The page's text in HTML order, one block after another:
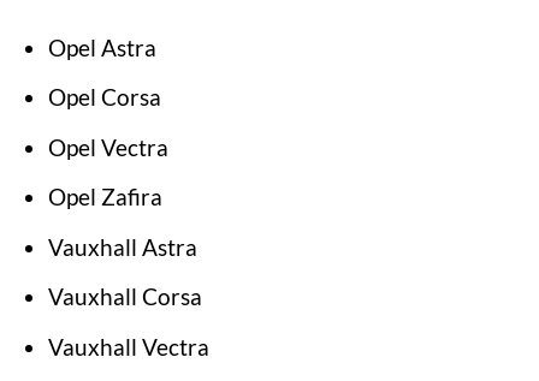
Opel Astra
Opel Corsa
Opel Vectra
Opel Zafira
Vauxhall Astra
Vauxhall Corsa
Vauxhall Vectra